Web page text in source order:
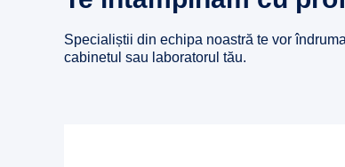
Specialiștii din echipa noastră te vor
cabinetul sau laboratorul tău.